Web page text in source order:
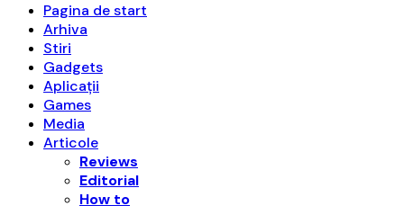
Pagina de start
Arhiva
Stiri
Gadgets
Aplicații
Games
Media
Articole
Reviews
Editorial
How to